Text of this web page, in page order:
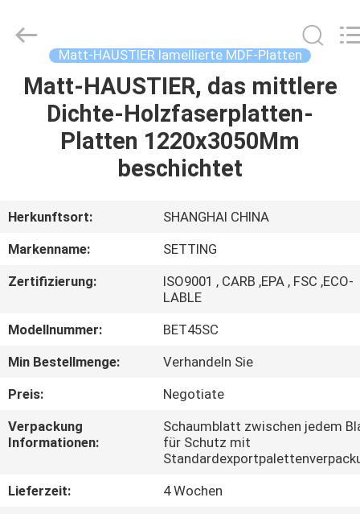
HAUS
PRODUKTE
UNS
AUSFLUG
SIE
MIT
UNS
IN
VERBINDUNG
Decorating
material
Reserved.
Matt-HAUSTIER lamellierte MDF-Platten
Matt-HAUSTIER, das mittlere
Dichte-Holzfaserplatten-
Platten 1220x3050Mm
beschichtet
Herkunftsort:
SHANGHAI CHINA
Markenname:
SETTING
Zertifizierung:
ISO9001 , CARB ,EPA , FSC ,ECO-
LABLE
Modellnummer:
BET45SC
Min Bestellmenge:
Verhandeln Sie
Preis:
Negotiate
Verpackung
Informationen:
Schaumblatt zwischen jedem
für Schutz mit
Lieferzeit:
4 Wochen